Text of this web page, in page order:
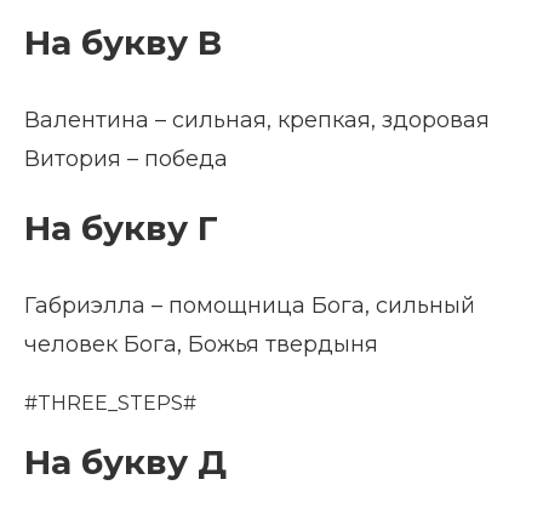
На букву В
Валентина – сильная, крепкая, здоровая
Витория – победа
На букву Г
Габриэлла – помощница Бога, сильный
человек Бога, Божья твердыня
#THREE_STEPS#
На букву Д